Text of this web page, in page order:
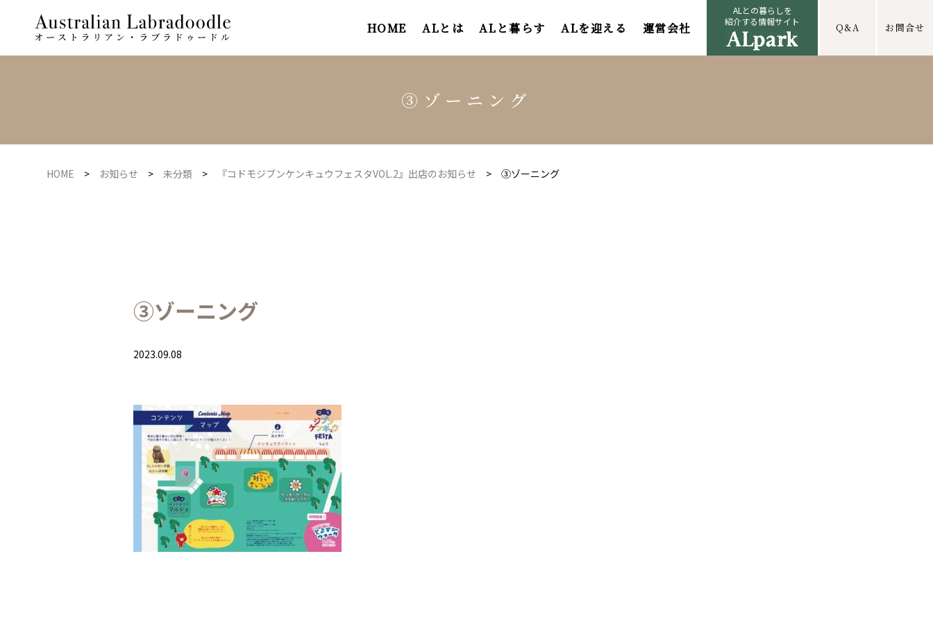
HOME ALとは ALと暮らす ALを迎える 運営会社
ALとの暮らしを
紹介する情報サイト
Q&A お問合せ
③ゾーニング
HOME > お知らせ >未分類 > 『コドモジブンケンキュウフェスタVOL.2』出店のお知らせ >③ゾーニング
③ゾーニング
2023.09.08